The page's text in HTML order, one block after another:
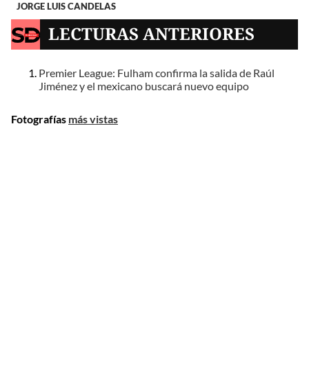
JORGE LUIS CANDELAS
LECTURAS ANTERIORES
Premier League: Fulham confirma la salida de Raúl
Jiménez y el mexicano buscará nuevo equipo
Fotografías más vistas